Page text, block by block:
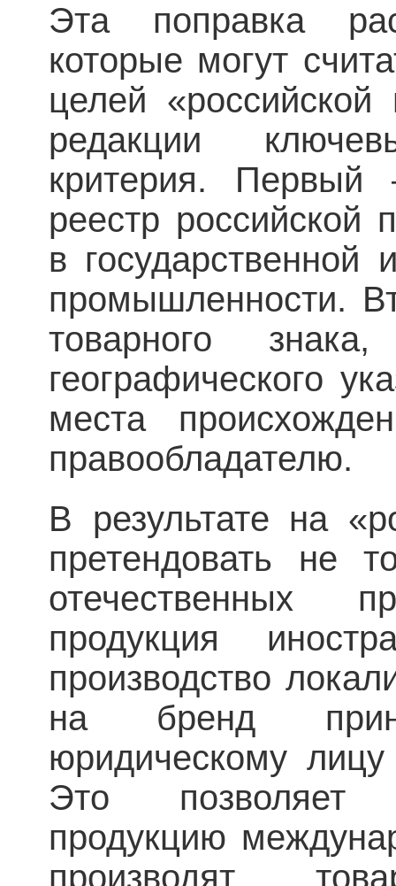
Эта поправка
которые могут
целей
редакции
критерия.
реестр российской
в государственной
промышленности.
товарного
географического
места
правообладателю.
В результате на
претендовать не
отечественных
продукция
производство
на бренд
юридическому
Это позволяет
продукцию
производят